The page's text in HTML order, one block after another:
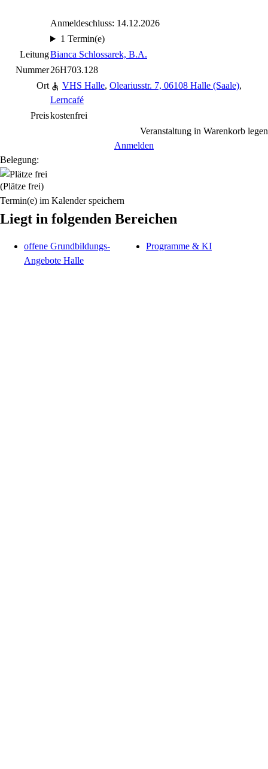
Anmeldeschluss: 14.12.2026
1 Termin(e)
LeitungBianca Schlossarek, B.A.
Nummer26H703.128
Ort
VHS Halle, Oleariusstr. 7, 06108 Halle (Saale),
Lerncafé
Preiskostenfrei
Veranstaltung in Warenkorb legen
Anmelden
Belegung:
(Plätze frei)
Termin(e) im Kalender speichern
Liegt in folgenden Bereichen
offene Grundbildungs-
Angebote Halle
Programme & KI